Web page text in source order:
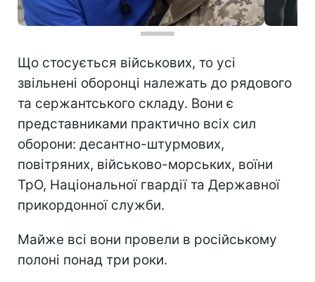
Що стосується військових, то усі
звільнені оборонці належать до рядового
та сержантського складу. Вони є
представниками практично всіх сил
оборони: десантно-штурмових,
повітряних, військово-морських, воїни
ТрО, Національної гвардії та Державної
прикордонної служби.
Майже всі вони провели в російському
полоні понад три роки.